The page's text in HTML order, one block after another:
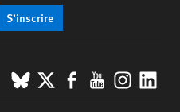
S’inscrire
BlueSky
X Facebook
YouTube